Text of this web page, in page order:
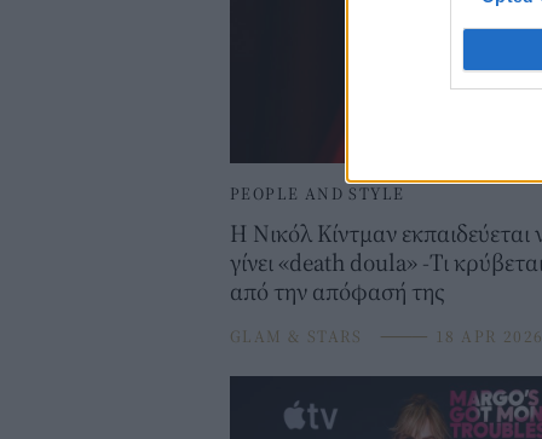
PEOPLE AND STYLE
Η Νικόλ Κίντμαν εκπαιδεύεται
γίνει «death doula» -Τι
από την απόφασή της
GLAM & STARS ⸻ 18 APR 2026